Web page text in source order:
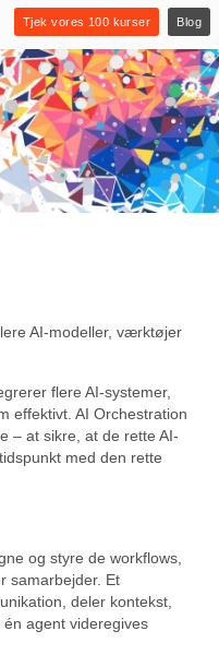
Tjek vores 100 kurser Blog
AI-modeller, værktøjer
flere AI-systemer,
effektivt. AI Orchestration
– at sikre, at de rette AI-
med den rette
og styre de workflows,
samarbejder. Et
deler kontekst,
agent videregives